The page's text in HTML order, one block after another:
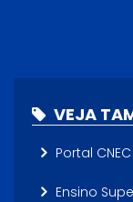
VEJA
Portal CNEC
Ensino